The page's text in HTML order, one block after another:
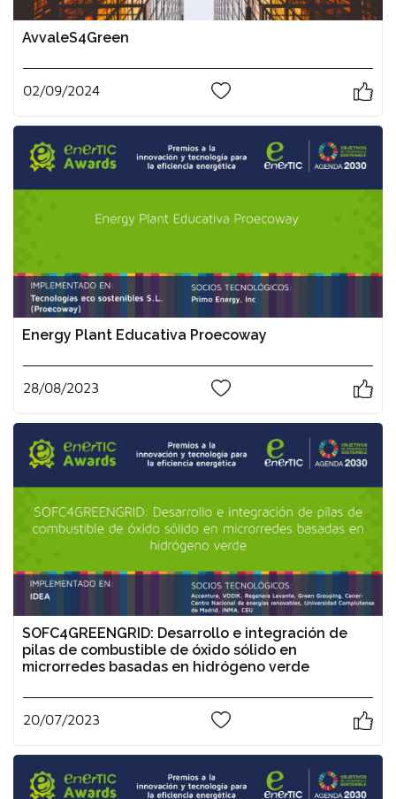
AvvaleS4Green
02/09/2024
Energy Plant Educativa Proecoway
28/08/2023
SOFC4GREENGRID: Desarrollo e integración de
pilas de combustible de óxido sólido en
microrredes basadas en hidrógeno verde
20/07/2023